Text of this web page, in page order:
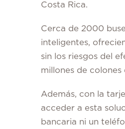
Costa Rica.
Cerca de 2000
inteligentes,
sin los riesgos del
millones de
Además, con la
acceder a esta
bancaria ni un